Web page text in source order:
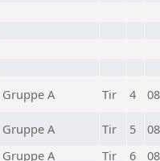
Gruppe A Tir 4
Gruppe A Tir 5
Gruppe A Tir 6